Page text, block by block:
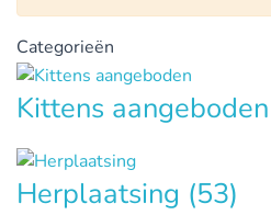
Categorieën
Kittens aangeboden
Herplaatsing (53)